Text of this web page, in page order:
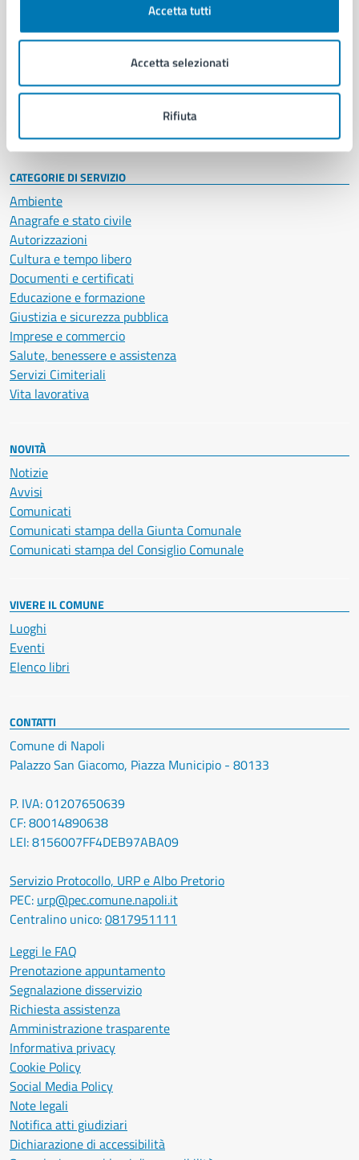
Accetta tutti
Accetta selezionati
Rifiuta
Enti e fondazioni
Personale amministrativo
Intranet, posta aziendale e protocollo
CATEGORIE DI SERVIZIO
Ambiente
Anagrafe e stato civile
Autorizzazioni
Cultura e tempo libero
Documenti e certificati
Educazione e formazione
Giustizia e sicurezza pubblica
Imprese e commercio
Salute, benessere e assistenza
Servizi Cimiteriali
Vita lavorativa
NOVITÀ
Notizie
Avvisi
Comunicati
Comunicati stampa della Giunta Comunale
Comunicati stampa del Consiglio Comunale
VIVERE IL COMUNE
Luoghi
Eventi
Elenco libri
CONTATTI
Comune di Napoli
Palazzo San Giacomo, Piazza Municipio - 80133
P. IVA: 01207650639
CF: 80014890638
LEI: 8156007FF4DEB97ABA09
Servizio Protocollo, URP e Albo Pretorio
PEC: urp@pec.comune.napoli.it
Centralino unico:0817951111
Leggi le FAQ
Prenotazione appuntamento
Segnalazione disservizio
Richiesta assistenza
Amministrazione trasparente
Informativa privacy
Cookie Policy
Social Media Policy
Note legali
Notifica atti giudiziari
Dichiarazione di accessibilità